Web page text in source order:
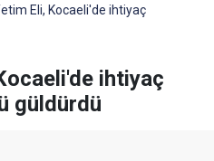
Eli, Kocaeli'de ihtiyaç
ihtiyaç
güldürdü